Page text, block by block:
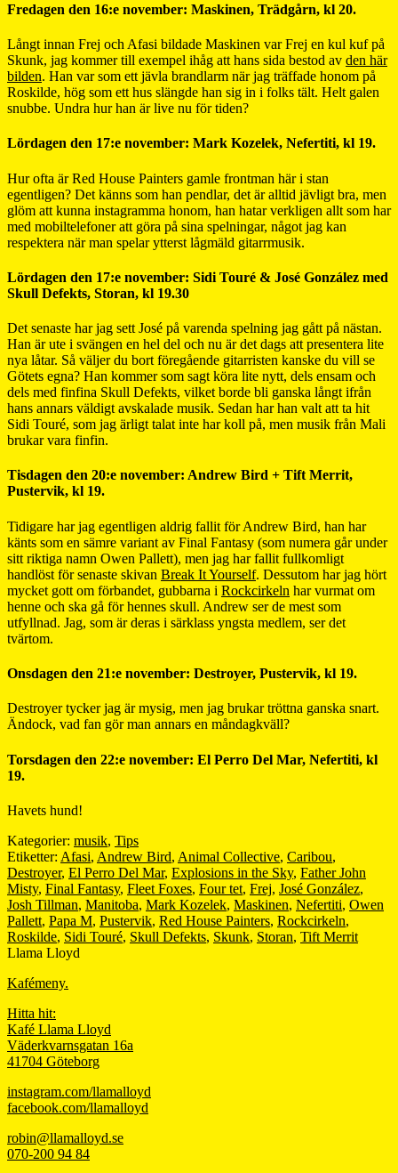
Fredagen den 16:e november: Maskinen, Trädgårn, kl 20.
Långt innan Frej och Afasi bildade Maskinen var Frej en kul kuf på
Skunk, jag kommer till exempel ihåg att hans sida bestod av den här
bilden. Han var som ett jävla brandlarm när jag träffade honom på
Roskilde, hög som ett hus slängde han sig in i folks tält. Helt galen
snubbe. Undra hur han är live nu för tiden?
Lördagen den 17:e november: Mark Kozelek, Nefertiti, kl 19.
Hur ofta är Red House Painters gamle frontman här i stan
egentligen? Det känns som han pendlar, det är alltid jävligt bra, men
glöm att kunna instagramma honom, han hatar verkligen allt som har
med mobiltelefoner att göra på sina spelningar, något jag kan
respektera när man spelar ytterst lågmäld gitarrmusik.
Lördagen den 17:e november: Sidi Touré & José González med
Skull Defekts, Storan, kl 19.30
Det senaste har jag sett José på varenda spelning jag gått på nästan.
Han är ute i svängen en hel del och nu är det dags att presentera lite
nya låtar. Så väljer du bort föregående gitarristen kanske du vill se
Götets egna? Han kommer som sagt köra lite nytt, dels ensam och
dels med finfina Skull Defekts, vilket borde bli ganska långt ifrån
hans annars väldigt avskalade musik. Sedan har han valt att ta hit
Sidi Touré, som jag ärligt talat inte har koll på, men musik från Mali
brukar vara finfin.
Tisdagen den 20:e november: Andrew Bird + Tift Merrit,
Pustervik, kl 19.
Tidigare har jag egentligen aldrig fallit för Andrew Bird, han har
känts som en sämre variant av Final Fantasy (som numera går under
sitt riktiga namn Owen Pallett), men jag har fallit fullkomligt
handlöst för senaste skivan Break It Yourself. Dessutom har jag hört
mycket gott om förbandet, gubbarna i Rockcirkeln har vurmat om
henne och ska gå för hennes skull. Andrew ser de mest som
utfyllnad. Jag, som är deras i särklass yngsta medlem, ser det
tvärtom.
Onsdagen den 21:e november: Destroyer, Pustervik, kl 19.
Destroyer tycker jag är mysig, men jag brukar tröttna ganska snart.
Ändock, vad fan gör man annars en måndagkväll?
Torsdagen den 22:e november: El Perro Del Mar, Nefertiti, kl
19.
Havets hund!
Kategorier: musik, Tips
Etiketter: Afasi, Andrew Bird, Animal Collective, Caribou,
Destroyer, El Perro Del Mar, Explosions in the Sky, Father John
Misty, Final Fantasy, Fleet Foxes, Four tet, Frej, José González,
Josh Tillman, Manitoba, Mark Kozelek, Maskinen, Nefertiti, Owen
Pallett, Papa M, Pustervik, Red House Painters, Rockcirkeln,
Roskilde, Sidi Touré, Skull Defekts, Skunk, Storan, Tift Merrit
Llama Lloyd
Kafémeny.
Hitta hit:
Kafé Llama Lloyd
Väderkvarnsgatan 16a
41704 Göteborg
instagram.com/llamalloyd
facebook.com/llamalloyd
robin@llamalloyd.se
070-200 94 84